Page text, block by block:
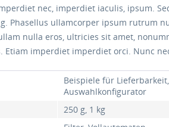
nec, imperdiet iaculis, ipsum.
Phasellus ullamcorper ipsum rutrum
nulla eros, ultricies sit amet,
Etiam imperdiet imperdiet orci. Nunc
Beispiele für Lieferbarkeit,
Auswahlkonfigurator
250 g, 1 kg